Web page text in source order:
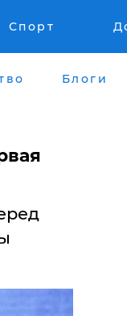
Спорт
Блоги